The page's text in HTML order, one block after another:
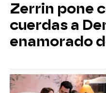
Zerrin pone
cuerdas a
enamorado